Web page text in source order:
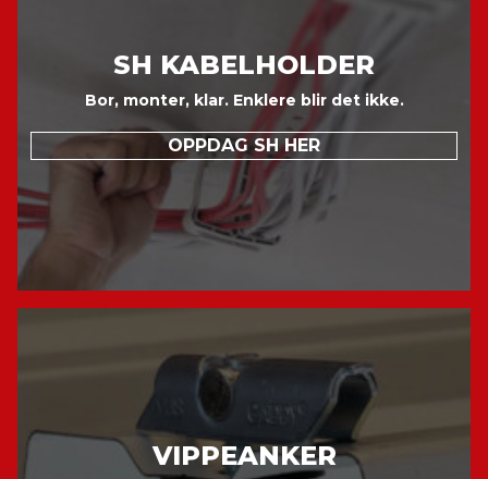
SH KABELHOLDER
Bor, monter, klar. Enklere blir det ikke.
OPPDAG SH HER
VIPPEANKER